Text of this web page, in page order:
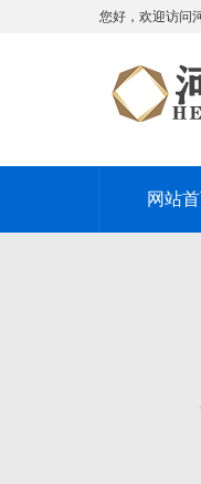
您好，欢迎访问
网站